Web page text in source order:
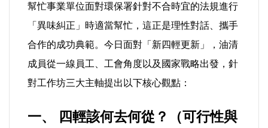
中美台
正能量
幫忙事業單位面對環保署針對不合時宜的法規進行
「異味糾正」時適當幫忙，這正是理性對話、攜手
合作的成功典範。今日面對「新四輕更新」，油清
成員從一線員工、工會角度以及國家戰略出發，針
對工作坊三大主軸提出以下核心觀點：
一、 四輕該何去何從？（可行性與